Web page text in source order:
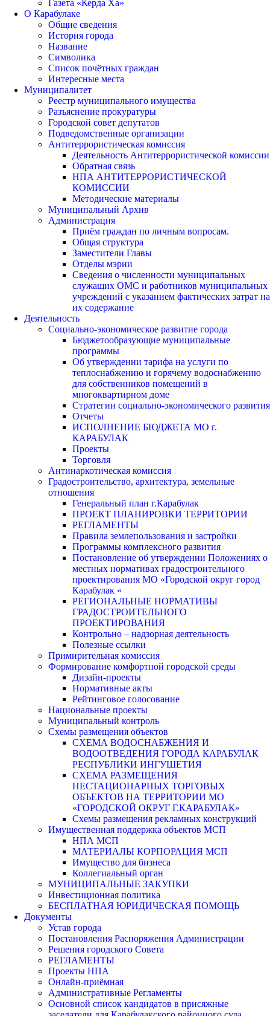
Газета «Керда Ха»
О Карабулаке
Общие сведения
История города
Название
Символика
Список почётных граждан
Интересные места
Муниципалитет
Реестр муниципального имущества
Разъяснение прокуратуры
Городской совет депутатов
Подведомственные организации
Антитеррористическая комиссия
Деятельность Антитеррористической комиссии
Обратная связь
НПА АНТИТЕРРОРИСТИЧЕСКОЙ
КОМИССИИ
Методические материалы
Муниципальный Архив
Администрация
Приём граждан по личным вопросам.
Общая структура
Заместители Главы
Отделы мэрии
Сведения о численности муниципальных
служащих ОМС и работников муниципальных
учреждений с указанием фактических затрат на
их содержание
Деятельность
Социально-экономическое развитие города
Бюджетообразующие муниципальные
программы
Об утверждении тарифа на услуги по
теплоснабжению и горячему водоснабжению
для собственников помещений в
многоквартирном доме
Стратегии социально-экономического развития
Отчеты
ИСПОЛНЕНИЕ БЮДЖЕТА МО г.
КАРАБУЛАК
Проекты
Торговля
Антинаркотическая комиссия
Градостроительство, архитектура, земельные
отношения
Генеральный план г.Карабулак
ПРОЕКТ ПЛАНИРОВКИ ТЕРРИТОРИИ
РЕГЛАМЕНТЫ
Правила землепользования и застройки
Программы комплексного развития
Постановление об утверждении Положениях о
местных нормативах градостроительного
проектирования МО «Городской округ город
Карабулак «
РЕГИОНАЛЬНЫЕ НОРМАТИВЫ
ГРАДОСТРОИТЕЛЬНОГО
ПРОЕКТИРОВАНИЯ
Контрольно – надзорная деятельность
Полезные ссылки
Примирительная комиссия
Формирование комфортной городской среды
Дизайн-проекты
Нормативные акты
Рейтинговое голосование
Национальные проекты
Муниципальный контроль
Схемы размещения объектов
СХЕМА ВОДОСНАБЖЕНИЯ И
ВОДООТВЕДЕНИЯ ГОРОДА КАРАБУЛАК
РЕСПУБЛИКИ ИНГУШЕТИЯ
СХЕМА РАЗМЕЩЕНИЯ
НЕСТАЦИОНАРНЫХ ТОРГОВЫХ
ОБЪЕКТОВ НА ТЕРРИТОРИИ МО
«ГОРОДСКОЙ ОКРУГ Г.КАРАБУЛАК»
Схемы размещения рекламных конструкций
Имущественная поддержка объектов МСП
НПА МСП
МАТЕРИАЛЫ КОРПОРАЦИЯ МСП
Имущество для бизнеса
Коллегиальный орган
МУНИЦИПАЛЬНЫЕ ЗАКУПКИ
Инвестиционная политика
БЕСПЛАТНАЯ ЮРИДИЧЕСКАЯ ПОМОЩЬ
Документы
Устав города
Постановления Распоряжения Администрации
Решения городского Совета
РЕГЛАМЕНТЫ
Проекты НПА
Онлайн-приёмная
Административные Регламенты
Основной список кандидатов в присяжные